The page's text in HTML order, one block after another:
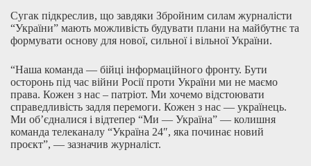
Сугак підкреслив, що завдяки Збройним силам журналісти
“України” мають можливість будувати плани на майбутнє та
формувати основу для нової, сильної і вільної України.
“Наша команда — бійці інформаційного фронту. Бути
осторонь під час війни Росії проти України ми не маємо
права. Кожен з нас – патріот. Ми хочемо відстоювати
справедливість задля перемоги. Кожен з нас — українець.
Ми об’єдналися і відтепер “Ми — Україна” — колишня
команда телеканалу “Україна 24″, яка починає новий
проєкт”, — зазначив журналіст.